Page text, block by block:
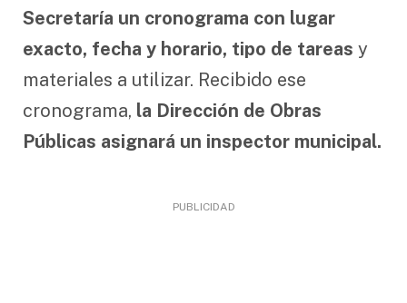
Secretaría un cronograma con lugar
exacto, fecha y horario, tipo de tareas y
materiales a utilizar. Recibido ese
cronograma, la Dirección de Obras
Públicas asignará un inspector municipal.
PUBLICIDAD